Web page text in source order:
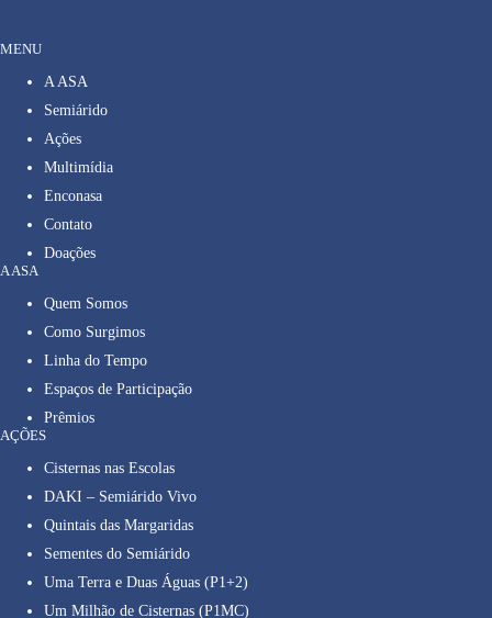
MENU
A ASA
Semiárido
Ações
Multimídia
Enconasa
Contato
Doações
A ASA
Quem Somos
Como Surgimos
Linha do Tempo
Espaços de Participação
Prêmios
AÇÕES
Cisternas nas Escolas
DAKI – Semiárido Vivo
Quintais das Margaridas
Sementes do Semiárido
Uma Terra e Duas Águas (P1+2)
Um Milhão de Cisternas (P1MC)